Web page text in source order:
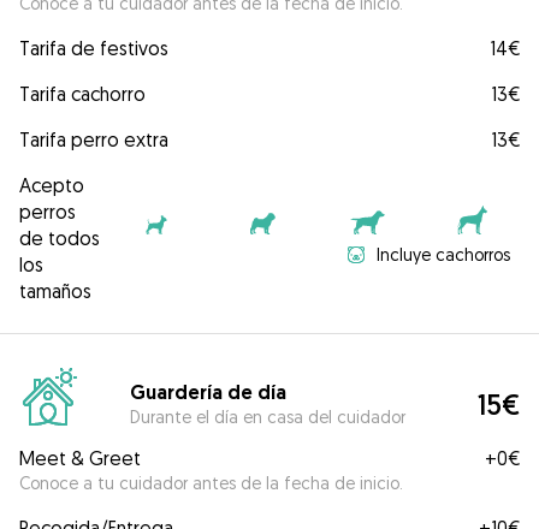
Tarifa de festivos
14€
Tarifa cachorro
13€
Tarifa perro extra
13€
Acepto
perros
de todos
los
tamaños
Incluye cachorros
Guardería de día
Durante el día en casa del cuidador 15€
Meet & Greet
Conoce a tu cuidador antes de la fecha de inicio.
+0€